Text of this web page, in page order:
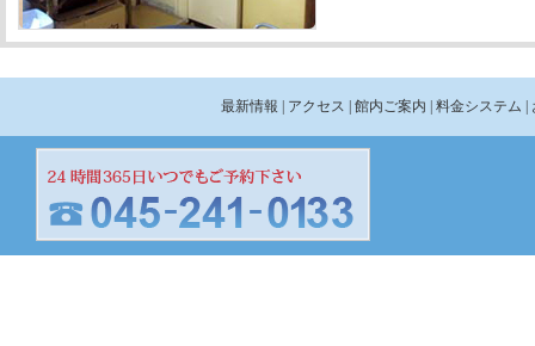
最新情報 | アクセス | 館内ご案内 | 料金システム